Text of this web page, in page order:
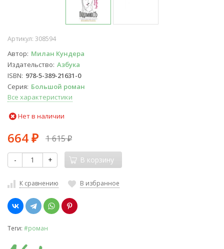
Артикул: 308594
Автор Милан Кундера
Издательство Азбука
ISBN 978-5-389-21631-0
Серия Большой роман
Все характеристики
Нет в наличии
664 ₽ 1 615₽
- + В корзину
К сравнению В избранное
Теги: #роман